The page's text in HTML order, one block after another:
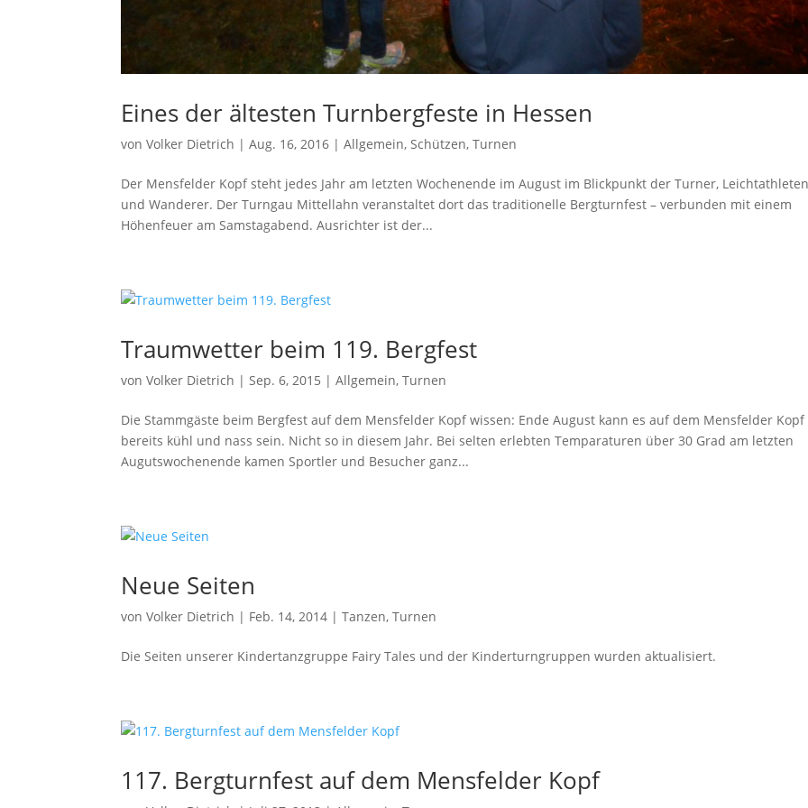
Eines der ältesten Turnbergfeste in Hessen
vonVolker Dietrich |Aug. 16, 2016 |Allgemein,Schützen,Turnen
Der Mensfelder Kopf steht jedes Jahr am letzten Wochenende im August im Blickpunkt der Turner,
und Wanderer. Der Turngau Mittellahn veranstaltet dort das traditionelle Bergturnfest – verbunden mit einem
Höhenfeuer am Samstagabend. Ausrichter ist der...
Traumwetter beim 119. Bergfest
vonVolker Dietrich |Sep. 6, 2015 |Allgemein,Turnen
Die Stammgäste beim Bergfest auf dem Mensfelder Kopf wissen: Ende August kann es auf dem Mensfelder Kopf
bereits kühl und nass sein. Nicht so in diesem Jahr. Bei selten erlebten Temparaturen über 30 Grad am letzten
Augutswochenende kamen Sportler und Besucher ganz...
Neue Seiten
vonVolker Dietrich | Feb. 14, 2014 |Tanzen,Turnen
Die Seiten unserer Kindertanzgruppe Fairy Tales und der Kinderturngruppen wurden aktualisiert.
117. Bergturnfest auf dem Mensfelder Kopf